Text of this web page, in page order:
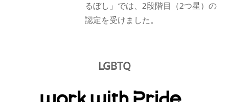
るぼし」では、2段階目（2つ星）の
認定を受けました。
LGBTQ